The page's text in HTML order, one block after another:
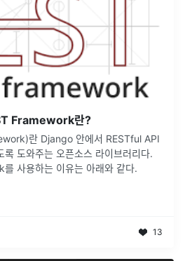
Framework란?
란 Django 안에서 RESTful API
록 도와주는 오픈소스 라이브러리다.
사용하는 이유는 아래와 같다.
13